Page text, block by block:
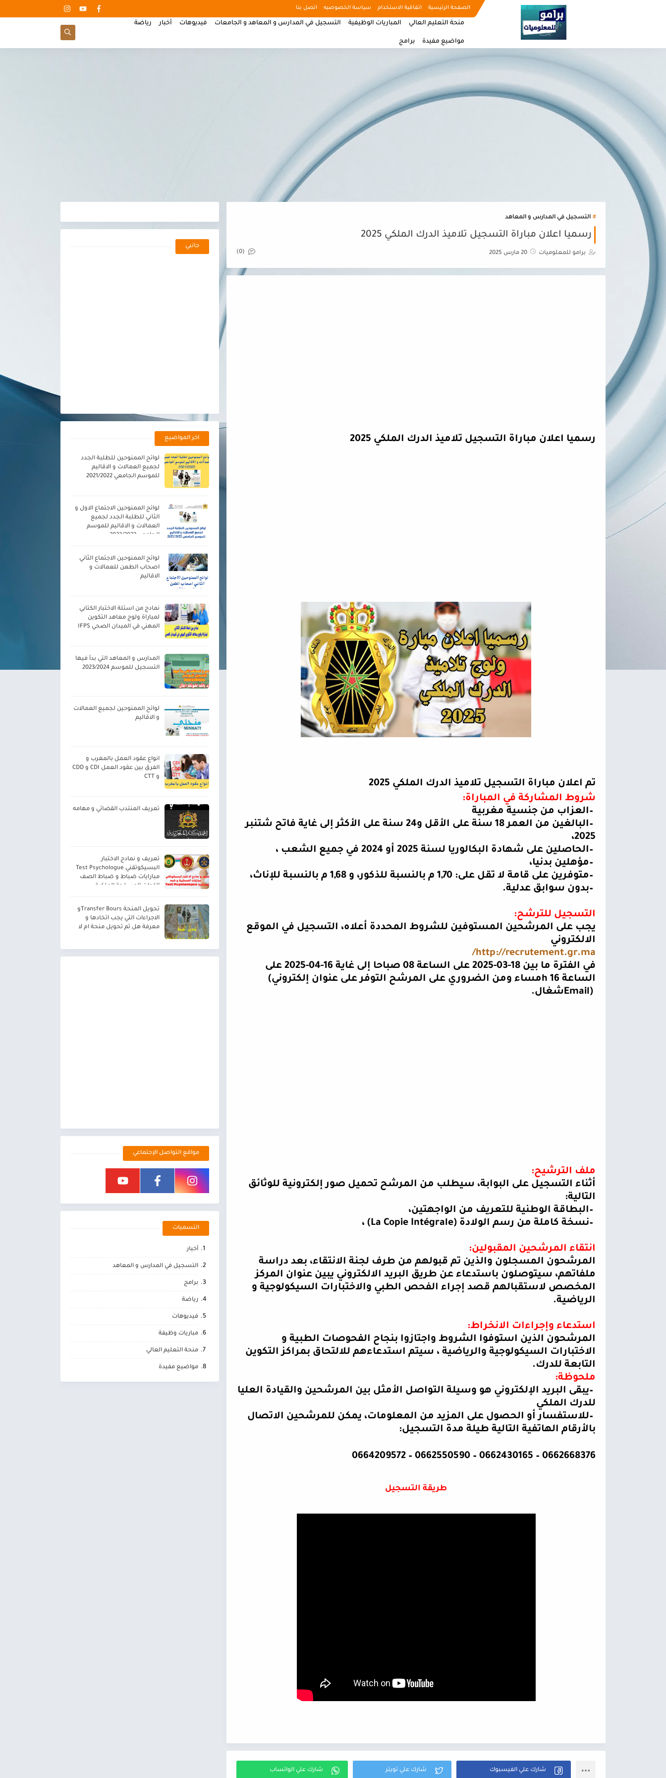
الصفحة الرئيسية اتفاقية الاستخدام سياسة الخصوصيه اتصل بنا
منحة التعليم العالي المباريات الوظيفية التسجيل في المدارس و المعاهد و الجامعات فيديوهات أخبار رياضة
مواضيع مفيدة برامج
التسجيل في المدارس و المعاهد
رسميا اعلان مباراة التسجيل تلاميذ الدرك الملكي 2025
برامو للمعلوميات 20 مارس 2025 (0)
رسميا اعلان مباراة التسجيل تلاميذ الدرك الملكي 2025
تم اعلان مباراة التسجيل تلاميذ الدرك الملكي 2025
شروط المشاركة في المباراة:
–العزاب من جنسية مغربية
–
البالغين من العمر 18 سنة على الأقل و24 سنة على الأكثر إلى غاية فاتح شتنبر
2025،
–الحاصلين على شهادة البكالوريا لسنة 2025 أو 2024 في جميع الشعب ،
–مؤهلين بدنيا،
–متوفرين على قامة لا تقل على: 1,70 م بالنسبة للذكور، و 1,68 م بالنسبة للإناث،
–بدون سوابق عدلية.
التسجيل للترشح:
يجب على المرشحين المستوفين للشروط المحددة أعلاه، التسجيل في الموقع
الالكتروني
http://recrutement.gr.ma/
في الفترة ما بين 18-03-2025 على الساعة 08 صباحا إلى غاية 16-04-2025 على
الساعة 16
hمساء ومن الضروري على المرشح التوفر على عنوان إلكتروني(
Email)شغال.
ملف الترشيح:
أثناء التسجيل على البوابة، سيطلب من المرشح تحميل صور إلكترونية للوثائق
التالية:
–البطاقة الوطنية للتعريف من الواجهتين،
–نسخة كاملة من رسم الولادة (La Copie Intégrale) ،
انتقاء المرشحين المقبولين:
المرشحون المسجلون والذين تم قبولهم من طرف لجنة الانتقاء، بعد دراسة
ملفاتهم، سيتوصلون باستدعاء عن طريق البريد الالكتروني يبين عنوان المركز
المخصص لاستقبالهم قصد إجراء الفحص الطبي والاختبارات السيكولوجية و
الرياضية.
استدعاء وإجراءات الانخراط:
المرشحون الذين استوفوا الشروط واجتازوا بنجاح الفحوصات الطبية و
الاختبارات السيكولوجية والرياضية ، سيتم استدعاءهم للالتحاق بمراكز التكوين
التابعة للدرك.
ملحوظة:
–يبقى البريد الإلكتروني هو وسيلة التواصل الأمثل بين المرشحين والقيادة العليا
للدرك الملكي
–للاستفسار أو الحصول على المزيد من المعلومات، يمكن للمرشحين الاتصال
بالأرقام الهاتفية التالية طيلة مدة التسجيل:
0662668376 – 0662430165 – 0662550590 – 0664209572
طريقة التسجيل
جانبي
اخر المواضيع
لوائح الممنوحين للطلبة الجدد
لجميع العمالات و الاقاليم
للموسم الجامعي 2021/2022
لوائح الممنوحين الاجتماع الاول و
الثاني للطلبة الجدد لجميع
العمالات و الاقاليم للموسم
الجامعي 2023/2022
لوائح الممنوحين الاجتماع الثاني
اصحاب الطعن للعمالات و
الاقاليم
نمادج من اسئلة الاختبار الكتابي
لمباراة ولوج معاهد التكوين
المهني في الميدان الصحي IFPS
المدارس و المعاهد التي بدأ فيها
التسجيل للموسم 2023/2024
لوائح الممنوحين لجميع العمالات
و الاقاليم
انواع عقود العمل بالمغرب و
الفرق بين عقود العمل CDI و CDD
و CTT
تعريف المنتدب القضائي و مهامه
تعريف و نمادج الاختبار
البسيكوتقني Test Psychologue
مبارايات ضباط و ضباط الصف
القوات المسلحة الملكية
تحويل المنحة Transfer Boursو
الاجراءات التي يجب اتخادها و
معرفة هل تم تحويل منحة ام لا
مواقع التواصل الإجتماعي
التسميات
أخبار
التسجيل في المدارس و المعاهد
برامج
رياضة
فيديوهات
مباريات وظيفة
منحة التعليم العالي
مواضيع مفيدة